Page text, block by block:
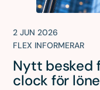
2 JUN 2026
FLEX INFORMERAR
Nytt besked
clock för